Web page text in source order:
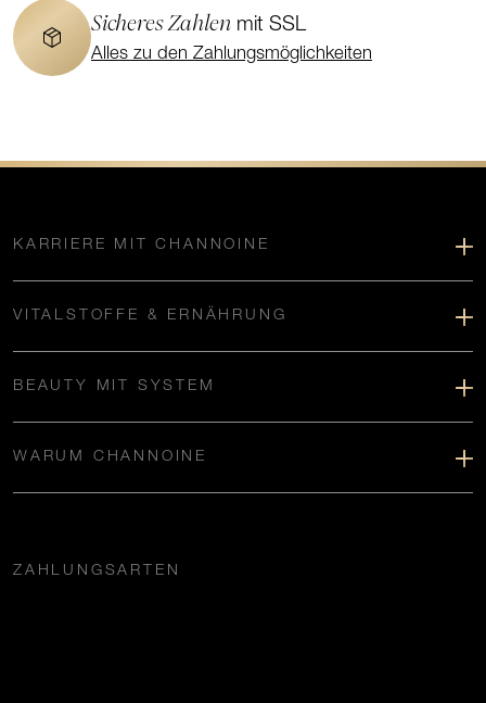
Sicheres Zahlen mit SSL
Alles zu den Zahlungsmöglichkeiten
KARRIERE MIT CHANNOINE
VITALSTOFFE & ERNÄHRUNG
BEAUTY MIT SYSTEM
WARUM CHANNOINE
ZAHLUNGSARTEN